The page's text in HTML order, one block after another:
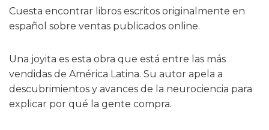
Cuesta encontrar libros escritos originalmente en
español sobre ventas publicados online.
Una joyita es esta obra que está entre las más
vendidas de América Latina. Su autor apela a
descubrimientos y avances de la neurociencia para
explicar por qué la gente compra.